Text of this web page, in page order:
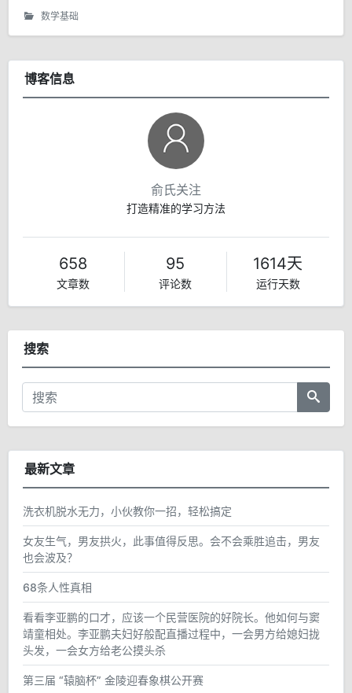
数学基础
博客信息
俞氏关注
打造精准的学习方法
658
文章数
95
评论数
1614天
运行天数
搜索
最新文章
洗衣机脱水无力，小伙教你一招，轻松搞定
女友生气，男友拱火，此事值得反思。会不会乘胜追击，男友
也会波及？
68条人性真相
看看李亚鹏的口才，应该一个民营医院的好院长。他如何与窦
靖童相处。李亚鹏夫妇好般配直播过程中，一会男方给媳妇拢
头发，一会女方给老公摸头杀
第三届 “辕脑杯” 金陵迎春象棋公开赛